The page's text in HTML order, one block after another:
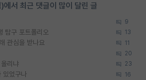
에서 최근 댓글이 많이 달린 글
9
탐구 포트폴리오 13
관심을 받나요 11
20
리냐 23
있었구나 16